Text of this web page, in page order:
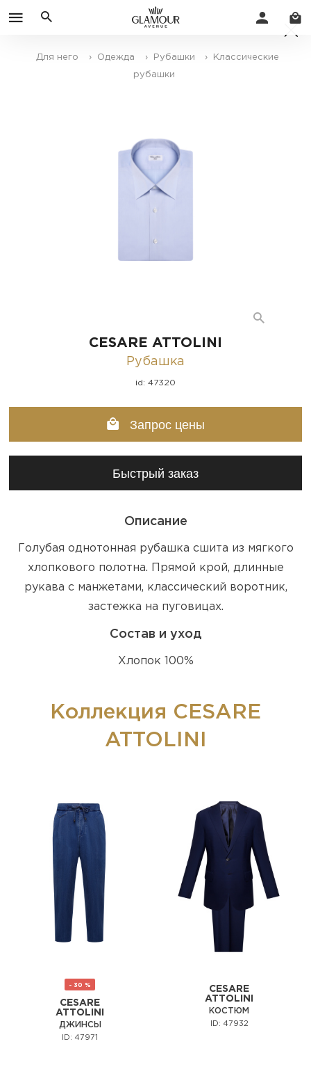
Для него › Одежда › Рубашки › Классические
рубашки
CESARE ATTOLINI
Рубашка
id: 47320
Запрос цены
Быстрый заказ
Описание
Голубая однотонная рубашка сшита из мягкого
хлопкового полотна. Прямой крой, длинные
рукава с манжетами, классический воротник,
застежка на пуговицах.
Состав и уход
Хлопок 100%
Коллекция CESARE
ATTOLINI
- 30 %
CESARE
ATTOLINI
ДЖИНСЫ
ID: 47971
CESARE
ATTOLINI
КОСТЮМ
ID: 47932